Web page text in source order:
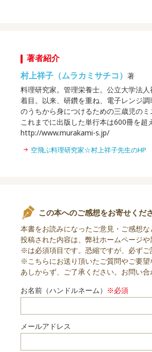
著者紹介
村上祥子（ムラカミサチコ）著
料理研究家。管理栄養士。公立大学法
着目。以来、研鑽を重ね、電子レンジ
のうちから身につけるための三歳児の
これまでに出版した単行本は600冊を超
http://www.murakami-s.jp/
空飛ぶ料理研究家☆村上祥子先生のHP
この本へのご感想をお寄せくだ
本書をお読みになったご意見・ご感想な
投稿された内容は、弊社ホームページ
※は必須項目です。恐縮ですが、必ずご
※こちらにお送り頂いたご質問やご要望
あしからず、ご了承ください。お問い合
お名前（ハンドルネーム） ※必須
メールアドレス